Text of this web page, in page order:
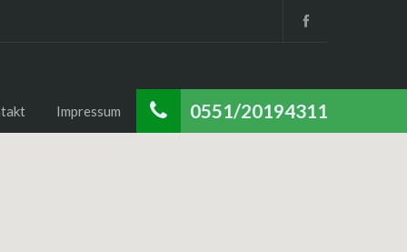
0551/20194311
Impressum